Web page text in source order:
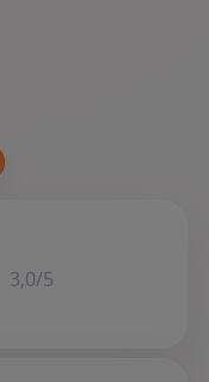
3,0/5